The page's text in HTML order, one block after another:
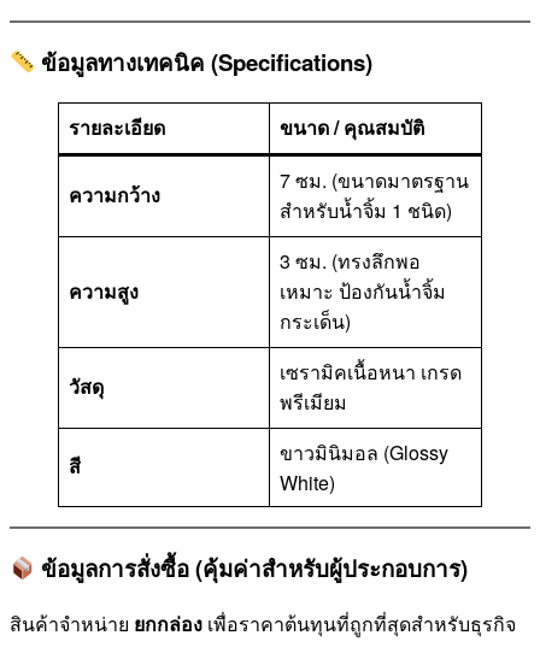
ข้อมูลทางเทคนิค (Specifications)
รายละเอียด ขนาด / คุณสมบัติ
ความกว้าง
7 ซม. (ขนาดมาตรฐาน
สำหรับน้ำจิ้ม 1 ชนิด)
ความสูง
3 ซม. (ทรงลึกพอ
เหมาะ ป้องกันน้ำจิ้ม
กระเด็น)
วัสดุ
เซรามิคเนื้อหนา เกรด
พรีเมียม
สี
ขาวมินิมอล (Glossy
White)
ข้อมูลการสั่งซื้อ (คุ้มค่าสำหรับผู้ประกอบการ)
สินค้าจำหน่าย ยกกล่อง เพื่อราคาต้นทุนที่ถูกที่สุดสำหรับธุรกิจ